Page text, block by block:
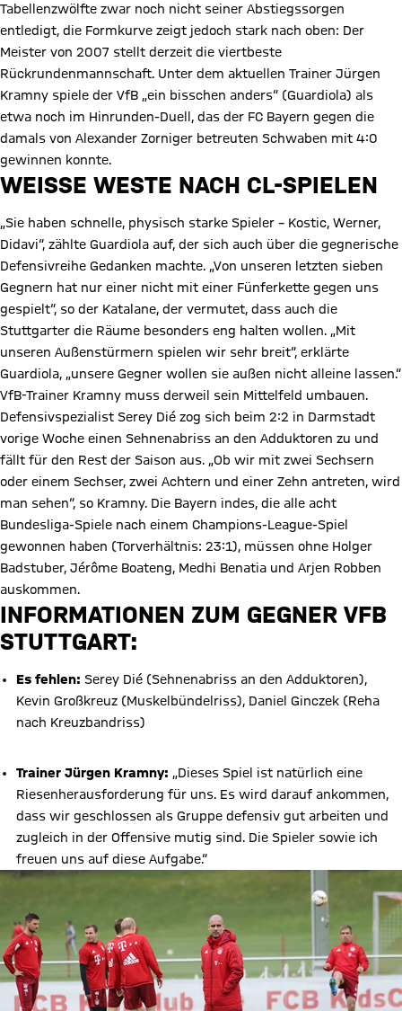
Tabellenzwölfte zwar noch nicht seiner Abstiegssorgen
entledigt, die Formkurve zeigt jedoch stark nach oben: Der
Meister von 2007 stellt derzeit die viertbeste
Rückrundenmannschaft. Unter dem aktuellen Trainer Jürgen
Kramny spiele der VfB „ein bisschen anders“ (Guardiola) als
etwa noch im Hinrunden-Duell, das der FC Bayern gegen die
damals von Alexander Zorniger betreuten Schwaben mit 4:0
gewinnen konnte.
WEISSE WESTE NACH CL-SPIELEN
„Sie haben schnelle, physisch starke Spieler – Kostic, Werner,
Didavi“, zählte Guardiola auf, der sich auch über die gegnerische
Defensivreihe Gedanken machte. „Von unseren letzten sieben
Gegnern hat nur einer nicht mit einer Fünferkette gegen uns
gespielt“, so der Katalane, der vermutet, dass auch die
Stuttgarter die Räume besonders eng halten wollen. „Mit
unseren Außenstürmern spielen wir sehr breit“, erklärte
Guardiola, „unsere Gegner wollen sie außen nicht alleine lassen.“
VfB-Trainer Kramny muss derweil sein Mittelfeld umbauen.
Defensivspezialist Serey Dié zog sich beim 2:2 in Darmstadt
vorige Woche einen Sehnenabriss an den Adduktoren zu und
fällt für den Rest der Saison aus. „Ob wir mit zwei Sechsern
oder einem Sechser, zwei Achtern und einer Zehn antreten, wird
man sehen“, so Kramny. Die Bayern indes, die alle acht
Bundesliga-Spiele nach einem Champions-League-Spiel
gewonnen haben (Torverhältnis: 23:1), müssen ohne Holger
Badstuber, Jérôme Boateng, Medhi Benatia und Arjen Robben
auskommen.
INFORMATIONEN ZUM GEGNER VFB
STUTTGART:
Es fehlen: Serey Dié (Sehnenabriss an den Adduktoren),
Kevin Großkreuz (Muskelbündelriss), Daniel Ginczek (Reha
nach Kreuzbandriss)
Trainer Jürgen Kramny: „Dieses Spiel ist natürlich eine
Riesenherausforderung für uns. Es wird darauf ankommen,
dass wir geschlossen als Gruppe defensiv gut arbeiten und
zugleich in der Offensive mutig sind. Die Spieler sowie ich
freuen uns auf diese Aufgabe.“